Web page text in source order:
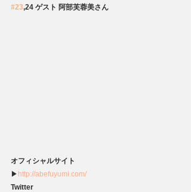
#23,24 ゲスト 阿部芙蓉美さん
オフィシャルサイト
▶ http://abefuyumi.com/
Twitter